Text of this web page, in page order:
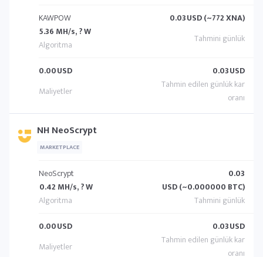
KAWPOW
5.36 MH/s, ? W
0.03USD (~772 XNA)
0.00USD 0.03USD
NH NeoScrypt
MARKETPLACE
NeoScrypt
0.42 MH/s, ? W
0.03
USD (~0.000000 BTC)
0.00USD 0.03USD